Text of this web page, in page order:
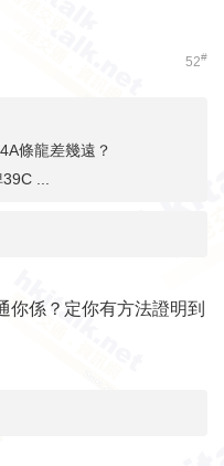
52#
條龍差幾遠？
...
你係？定你有方法證明到